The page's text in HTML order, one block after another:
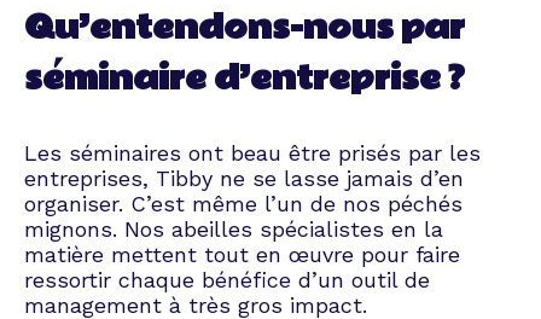
Qu’entendons-nous par
séminaire d’entreprise ?
Les séminaires ont beau être prisés par les
entreprises, Tibby ne se lasse jamais d’en
organiser. C’est même l’un de nos péchés
mignons. Nos abeilles spécialistes en la
matière mettent tout en œuvre pour faire
ressortir chaque bénéfice d’un outil de
management à très gros impact.